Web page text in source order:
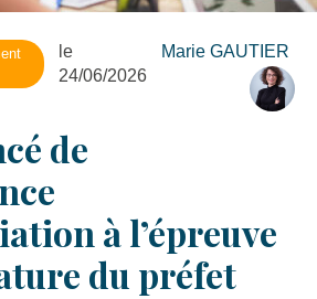
le
24/06/2026
Marie GAUTIER
de
à l’épreuve
du préfet